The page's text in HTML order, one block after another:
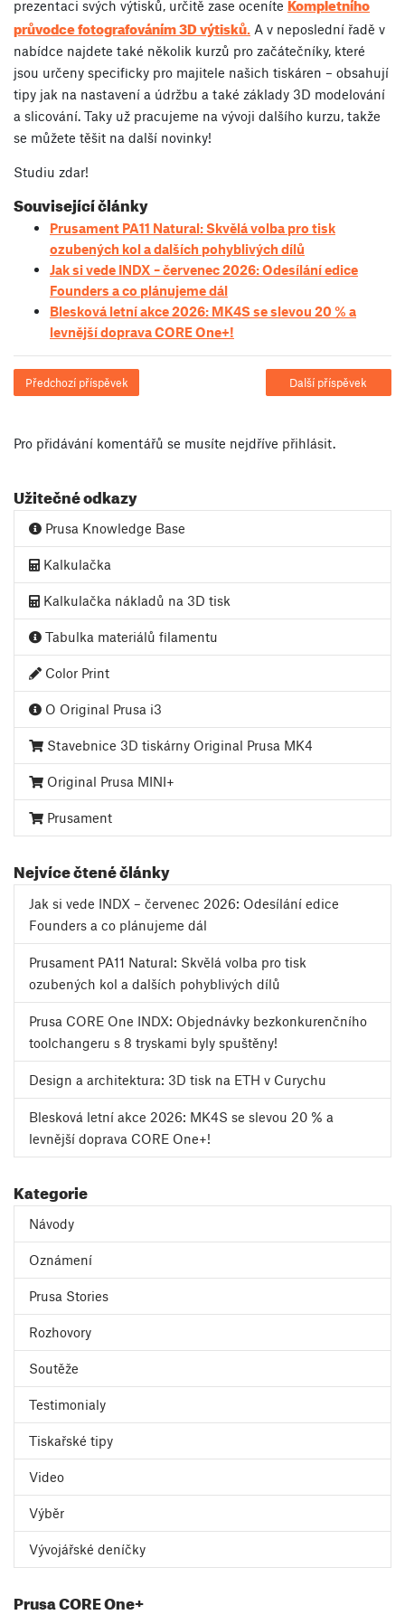
prezentaci svých výtisků, určitě zase oceníte
průvodce fotografováním 3D výtisků. A v neposlední řadě v
nabídce najdete také několik kurzů pro začátečníky, které
jsou určeny specificky pro majitele našich tiskáren – obsahují
tipy jak na nastavení a údržbu a také základy 3D modelování
a slicování. Taky už pracujeme na vývoji dalšího kurzu, takže
se můžete těšit na další novinky!
Studiu zdar!
Související články
Prusament PA11 Natural: Skvělá volba pro tisk
ozubených kol a dalších pohyblivých dílů
Jak si vede INDX – červenec 2026: Odesílání edice
Founders a co plánujeme dál
Blesková letní akce 2026: MK4S se slevou 20 % a
levnější doprava CORE One+!
Předchozí příspěvek Další příspěvek
Pro přidávání komentářů se musíte nejdříve přihlásit.
Užitečné odkazy
Prusa Knowledge Base
Kalkulačka
Kalkulačka nákladů na 3D tisk
Tabulka materiálů filamentu
Color Print
O Original Prusa i3
Stavebnice 3D tiskárny Original Prusa MK4
Original Prusa MINI+
Prusament
Nejvíce čtené články
Jak si vede INDX – červenec 2026: Odesílání edice
Founders a co plánujeme dál
Prusament PA11 Natural: Skvělá volba pro tisk
ozubených kol a dalších pohyblivých dílů
Prusa CORE One INDX: Objednávky bezkonkurenčního
toolchangeru s 8 tryskami byly spuštěny!
Design a architektura: 3D tisk na ETH v Curychu
Blesková letní akce 2026: MK4S se slevou 20 % a
levnější doprava CORE One+!
Kategorie
Návody
Oznámení
Prusa Stories
Rozhovory
Soutěže
Testimonialy
Tiskařské tipy
Video
Výběr
Vývojářské deníčky
Prusa CORE One+